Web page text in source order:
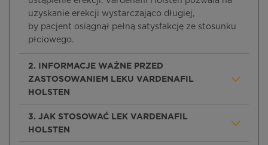
uzyskanie erekcji wystarczająco długiej,
by pacjent osiągnął pełną satysfakcję ze stosunku
płciowego.
2. INFORMACJE WAŻNE PRZED
ZASTOSOWANIEM LEKU VARDENAFIL
HOLSTEN
3. JAK STOSOWAĆ LEK VARDENAFIL
HOLSTEN